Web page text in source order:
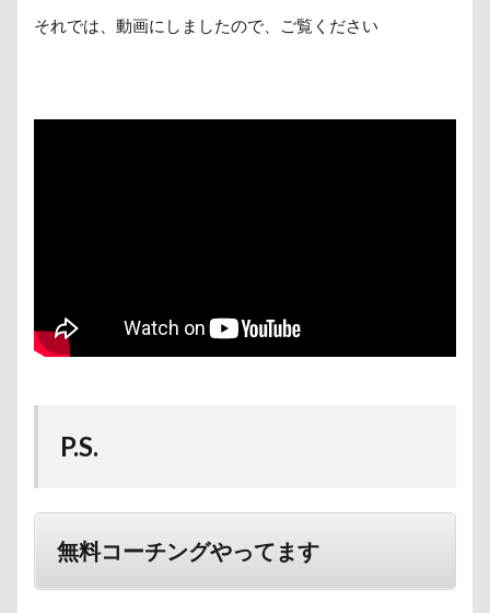
それでは、動画にしましたので、ご覧ください
P.S.
無料コーチングやってます